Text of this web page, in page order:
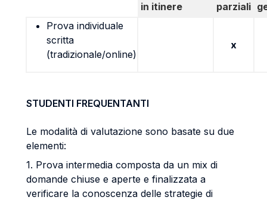
in itinere
parziali
Prova individuale
scritta
(tradizionale/online)
x
STUDENTI FREQUENTANTI
Le modalità di valutazione sono basate su due
elementi:
1. Prova intermedia composta da un mix di
domande chiuse e aperte e finalizzata a
verificare la conoscenza delle strategie di